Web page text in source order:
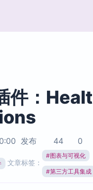
载
件：
发布 44 0
文章标签：
#图表与可视化
#第三方工具集成